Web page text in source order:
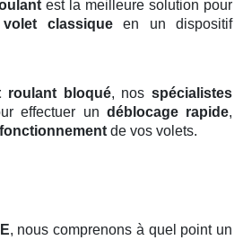
est la meilleure solution pour
volet classiqueen un dispositif
roulant bloqué, nosspécialistes
effectuer un déblocage rapide,
de vos volets.
, nous comprenons à quel point un